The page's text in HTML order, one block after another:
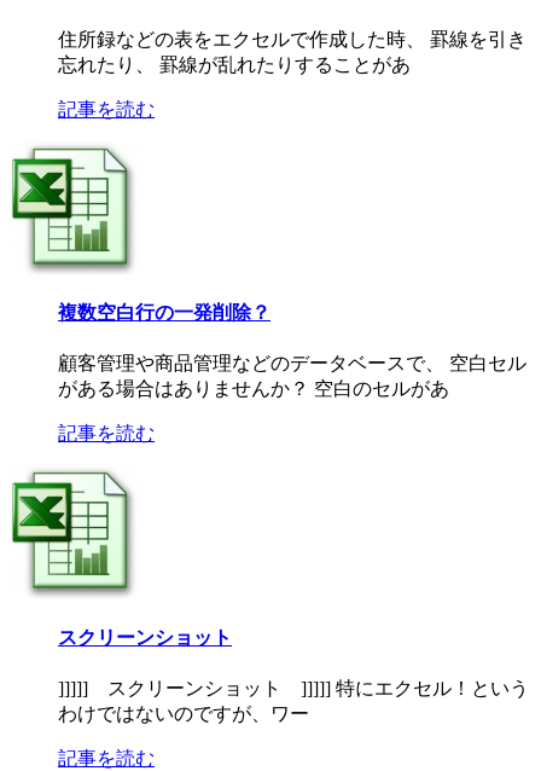
住所録などの表をエクセルで作成した時、 罫線を引き
忘れたり、 罫線が乱れたりすることがあ
記事を読む
複数空白行の一発削除？
顧客管理や商品管理などのデータベースで、 空白セル
がある場合はありませんか？ 空白のセルがあ
記事を読む
スクリーンショット
]]]]] スクリーンショット ]]]]] 特にエクセル！という
わけではないのですが、ワー
記事を読む